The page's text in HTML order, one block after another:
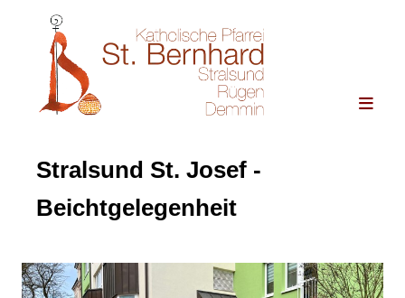
Stralsund St. Josef -
Beichtgelegenheit